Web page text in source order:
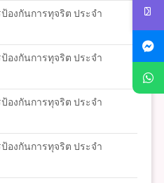
องกันการทุจริต ประจำ
องกันการทุจริต ประจำ
องกันการทุจริต ประจำ
องกันการทุจริต ประจำ